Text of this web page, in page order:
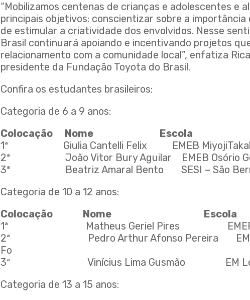
“Mobilizamos centenas de crianças e adolescentes e
principais objetivos: conscientizar sobre a importância
de estimular a criatividade dos envolvidos. Nesse
Brasil continuará apoiando e incentivando projetos
relacionamento com a comunidade local”, enfatiza
presidente da Fundação Toyota do Brasil.
Confira os estudantes brasileiros:
Categoria de 6 a 9 anos:
Colocação Nome Escola
1ª Giulia Cantelli Felix EMEB
2ª João Vitor Bury Aguilar EMEB Osório
3ª Beatriz Amaral Bento SESI – São
Categoria de 10 a 12 anos:
Colocação Nome Escola
1ª Matheus Geriel Pires EMEF
2ª Pedro Arthur Afonso Pereira EMEB
Fo
3ª Vinícius Lima Gusmão EM Leonor
Categoria de 13 a 15 anos: